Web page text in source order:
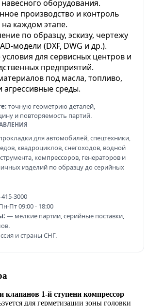
оборудования.
производство и контроль
на каждом этапе.
по образцу, эскизу, чертежу
модели (DXF, DWG и др.).
для сервисных центров и
предприятий.
под масла, топливо,
агрессивные среды.
точную геометрию деталей,
и повторяемость партий.
для автомобилей, спецтехники,
квадроциклов, снегоходов, водной
компрессоров, генераторов и
изделий по образцу до серийных
3000
Пт 09:00 - 18:00
— мелкие партии, серийные поставки,
и страны СНГ.
клапанов 1-й ступени компрессор
для герметизации зоны головки